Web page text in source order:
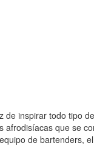
inspirar todo tipo
que se
de bartenders,